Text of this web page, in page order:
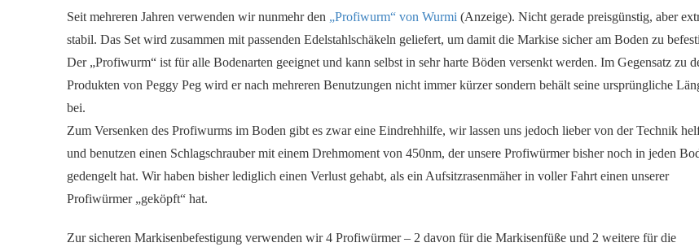
Seit mehreren Jahren verwenden wir nunmehr den „Profiwurm“ von Wurmi (Anzeige). Nicht gerade preisgünstig, aber
stabil. Das Set wird zusammen mit passenden Edelstahlschäkeln geliefert, um damit die Markise sicher am Boden zu
Der „Profiwurm“ ist für alle Bodenarten geeignet und kann selbst in sehr harte Böden versenkt werden. Im Gegensatz zu
Produkten von Peggy Peg wird er nach mehreren Benutzungen nicht immer kürzer sondern behält seine ursprüngliche
bei.
Zum Versenken des Profiwurms im Boden gibt es zwar eine Eindrehhilfe, wir lassen uns jedoch lieber von der Technik
und benutzen einen Schlagschrauber mit einem Drehmoment von 450nm, der unsere Profiwürmer bisher noch in jeden
gedengelt hat. Wir haben bisher lediglich einen Verlust gehabt, als ein Aufsitzrasenmäher in voller Fahrt einen unserer
Profiwürmer „geköpft“ hat.
Zur sicheren Markisenbefestigung verwenden wir 4 Profiwürmer – 2 davon für die Markisenfüße und 2 weitere für die